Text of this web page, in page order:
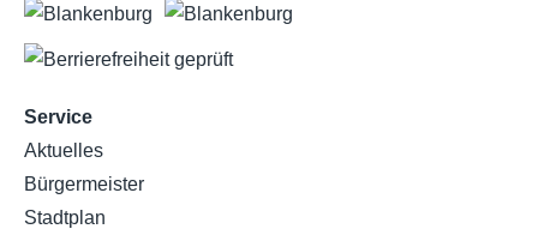
Service
Aktuelles
Bürgermeister
Stadtplan